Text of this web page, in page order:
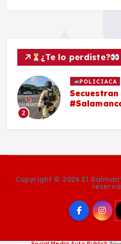
¿Te lo perdiste?
2
POLICIACA
Copyright © 2026 El